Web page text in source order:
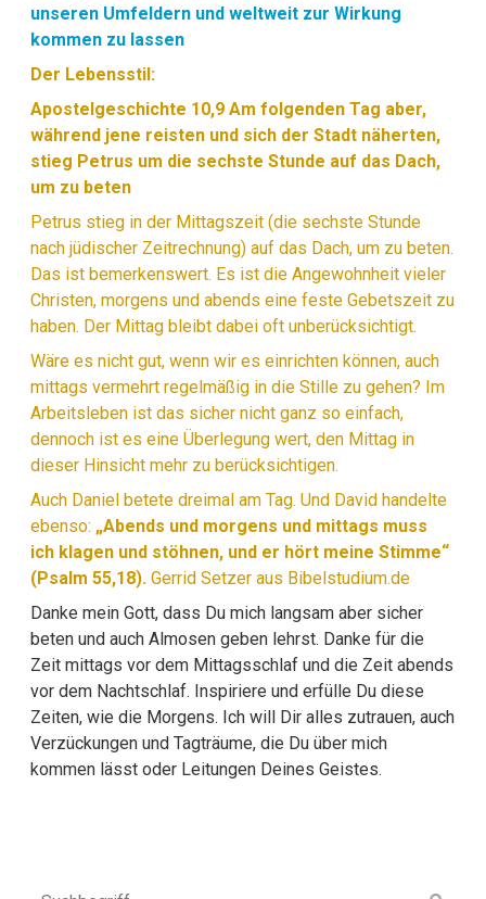
unseren Umfeldern und weltweit zur Wirkung
kommen zu lassen
Der Lebensstil:
Apostelgeschichte 10,9 Am folgenden Tag aber,
während jene reisten und sich der Stadt näherten,
stieg Petrus um die sechste Stunde auf das Dach,
um zu beten
Petrus stieg in der Mittagszeit (die sechste Stunde
nach jüdischer Zeitrechnung) auf das Dach, um zu beten.
Das ist bemerkenswert. Es ist die Angewohnheit vieler
Christen, morgens und abends eine feste Gebetszeit zu
haben. Der Mittag bleibt dabei oft unberücksichtigt.
Wäre es nicht gut, wenn wir es einrichten können, auch
mittags vermehrt regelmäßig in die Stille zu gehen? Im
Arbeitsleben ist das sicher nicht ganz so einfach,
dennoch ist es eine Überlegung wert, den Mittag in
dieser Hinsicht mehr zu berücksichtigen.
Auch Daniel betete dreimal am Tag. Und David handelte
ebenso: „Abends und morgens und mittags muss
ich klagen und stöhnen, und er hört meine Stimme“
(Psalm 55,18). Gerrid Setzer aus Bibelstudium.de
Danke mein Gott, dass Du mich langsam aber sicher
beten und auch Almosen geben lehrst. Danke für die
Zeit mittags vor dem Mittagsschlaf und die Zeit abends
vor dem Nachtschlaf. Inspiriere und erfülle Du diese
Zeiten, wie die Morgens. Ich will Dir alles zutrauen, auch
Verzückungen und Tagträume, die Du über mich
kommen lässt oder Leitungen Deines Geistes.